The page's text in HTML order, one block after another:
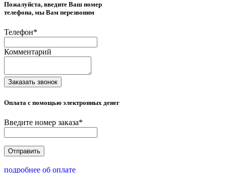
Пожалуйста, введите Ваш номер
телефона, мы Вам перезвоним
Телефон*
Комментарий
Заказать звонок
Оплата с помощью электронных денег
Введите номер заказа*
Отправить
подробнее об оплате